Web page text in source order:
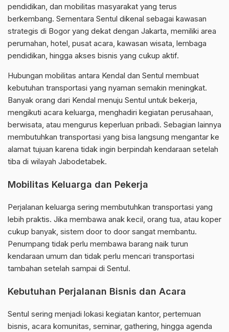
pendidikan, dan mobilitas masyarakat yang terus
berkembang. Sementara Sentul dikenal sebagai kawasan
strategis di Bogor yang dekat dengan Jakarta, memiliki area
perumahan, hotel, pusat acara, kawasan wisata, lembaga
pendidikan, hingga akses bisnis yang cukup aktif.
Hubungan mobilitas antara Kendal dan Sentul membuat
kebutuhan transportasi yang nyaman semakin meningkat.
Banyak orang dari Kendal menuju Sentul untuk bekerja,
mengikuti acara keluarga, menghadiri kegiatan perusahaan,
berwisata, atau mengurus keperluan pribadi. Sebagian lainnya
membutuhkan transportasi yang bisa langsung mengantar ke
alamat tujuan karena tidak ingin berpindah kendaraan setelah
tiba di wilayah Jabodetabek.
Mobilitas Keluarga dan Pekerja
Perjalanan keluarga sering membutuhkan transportasi yang
lebih praktis. Jika membawa anak kecil, orang tua, atau koper
cukup banyak, sistem door to door sangat membantu.
Penumpang tidak perlu membawa barang naik turun
kendaraan umum dan tidak perlu mencari transportasi
tambahan setelah sampai di Sentul.
Kebutuhan Perjalanan Bisnis dan Acara
Sentul sering menjadi lokasi kegiatan kantor, pertemuan
bisnis, acara komunitas, seminar, gathering, hingga agenda